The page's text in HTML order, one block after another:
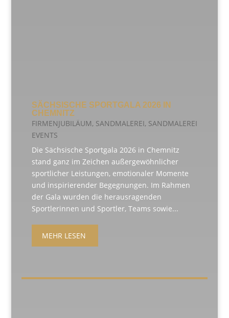
SÄCHSISCHE SPORTGALA 2026 IN
CHEMNITZ
FIRMENJUBILÄUM, SANDMALEREI, SANDMALEREI
EVENTS
Die Sächsische Sportgala 2026 in Chemnitz
stand ganz im Zeichen außergewöhnlicher
sportlicher Leistungen, emotionaler Momente
und inspirierender Begegnungen. Im Rahmen
der Gala wurden die herausragenden
Sportlerinnen und Sportler, Teams sowie...
MEHR LESEN